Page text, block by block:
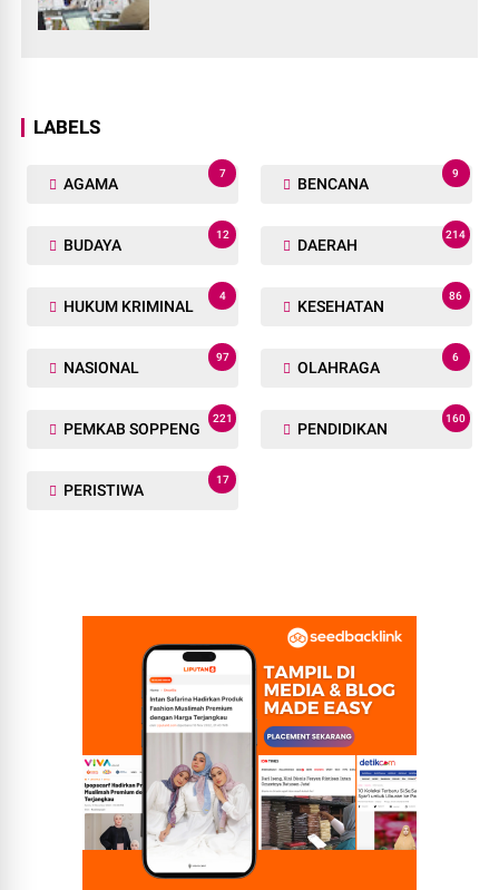
LABELS
AGAMA
7
BENCANA
9
BUDAYA
12
DAERAH
214
HUKUM KRIMINAL
4
KESEHATAN
86
NASIONAL
97
OLAHRAGA
6
PEMKAB SOPPENG
221
PENDIDIKAN
160
PERISTIWA
17